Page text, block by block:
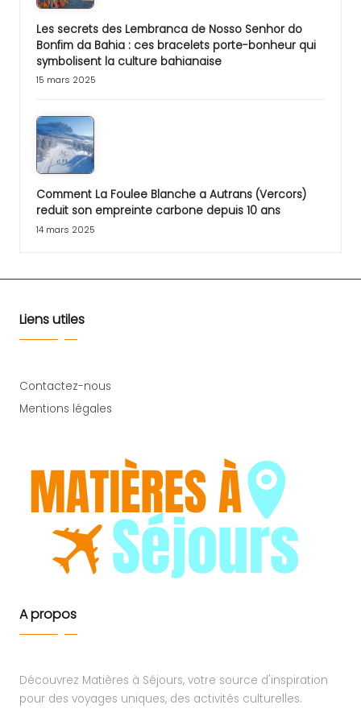
Les secrets des Lembranca de Nosso Senhor do
Bonfim da Bahia : ces bracelets porte-bonheur qui
symbolisent la culture bahianaise
15 mars 2025
Comment La Foulee Blanche a Autrans (Vercors)
reduit son empreinte carbone depuis 10 ans
14 mars 2025
Liens utiles
Contactez-nous
Mentions légales
A propos
Découvrez Matières à Séjours, votre source d'inspiration
pour des voyages uniques, des activités culturelles.